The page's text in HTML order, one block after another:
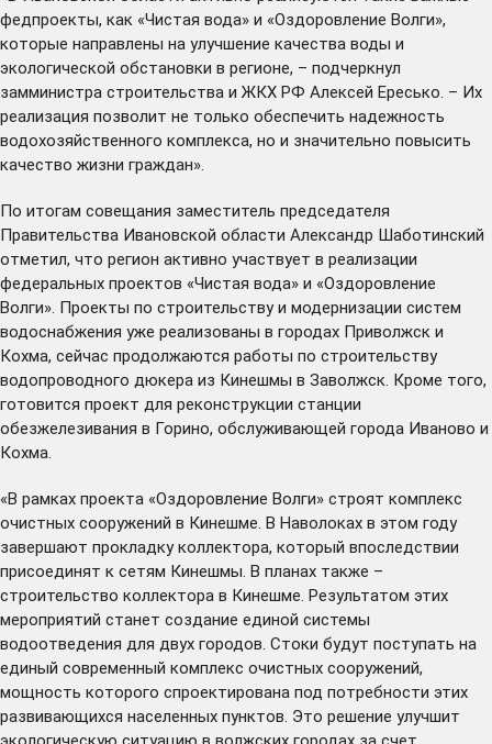
федпроекты, как «Чистая вода» и «Оздоровление Волги»,
которые направлены на улучшение качества воды и
экологической обстановки в регионе, – подчеркнул
замминистра строительства и ЖКХ РФ Алексей Ересько. – Их
реализация позволит не только обеспечить надежность
водохозяйственного комплекса, но и значительно повысить
качество жизни граждан».
По итогам совещания заместитель председателя
Правительства Ивановской области Александр Шаботинский
отметил, что регион активно участвует в реализации
федеральных проектов «Чистая вода» и «Оздоровление
Волги». Проекты по строительству и модернизации систем
водоснабжения уже реализованы в городах Приволжск и
Кохма, сейчас продолжаются работы по строительству
водопроводного дюкера из Кинешмы в Заволжск. Кроме того,
готовится проект для реконструкции станции
обезжелезивания в Горино, обслуживающей города Иваново и
Кохма.
«В рамках проекта «Оздоровление Волги» строят комплекс
очистных сооружений в Кинешме. В Наволоках в этом году
завершают прокладку коллектора, который впоследствии
присоединят к сетям Кинешмы. В планах также –
строительство коллектора в Кинешме. Результатом этих
мероприятий станет создание единой системы
водоотведения для двух городов. Стоки будут поступать на
единый современный комплекс очистных сооружений,
мощность которого спроектирована под потребности этих
развивающихся населенных пунктов. Это решение улучшит